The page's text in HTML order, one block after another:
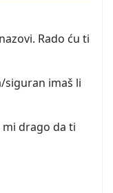
Rado ću ti
siguran imaš li
drago da ti